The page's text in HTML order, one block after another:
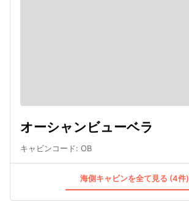
オーシャンビューベラ
キャビンコード: OB
海側キャビンを全て見る (4件)